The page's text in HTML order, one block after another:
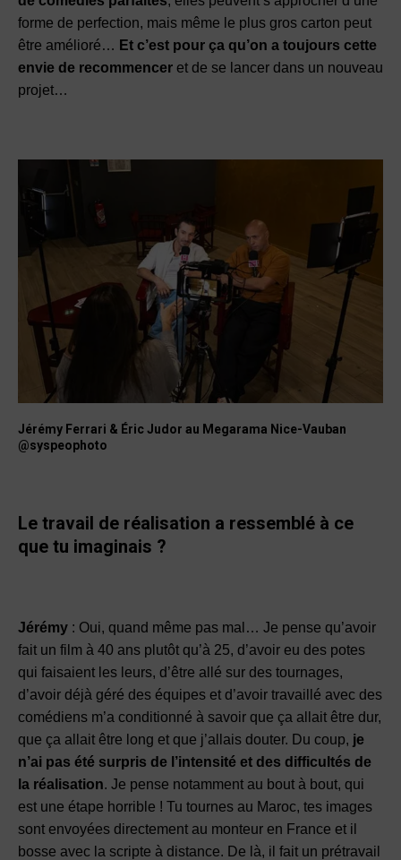
forme de perfection, mais même le plus gros carton peut
être amélioré… Et c’est pour ça qu’on a toujours cette
envie de recommencer et de se lancer dans un nouveau
projet…
Jérémy Ferrari & Éric Judor au Megarama Nice-Vauban
@syspeophoto
Le travail de réalisation a ressemblé à ce
que tu imaginais ?
Jérémy : Oui, quand même pas mal… Je pense qu’avoir
fait un film à 40 ans plutôt qu’à 25, d’avoir eu des potes
qui faisaient les leurs, d’être allé sur des tournages,
d’avoir déjà géré des équipes et d’avoir travaillé avec des
comédiens m’a conditionné à savoir que ça allait être dur,
que ça allait être long et que j’allais douter. Du coup, je
n’ai pas été surpris de l’intensité et des difficultés de
la réalisation. Je pense notamment au bout à bout, qui
est une étape horrible ! Tu tournes au Maroc, tes images
sont envoyées directement au monteur en France et il
bosse avec la scripte à distance. De là, il fait un prétravail